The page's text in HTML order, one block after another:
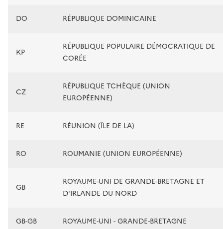
DO RÉPUBLIQUE DOMINICAINE
KP
RÉPUBLIQUE POPULAIRE DÉMOCRATIQUE DE
CORÉE
CZ
RÉPUBLIQUE TCHÈQUE (UNION
EUROPÉENNE)
RE RÉUNION (ÎLE DE LA)
RO ROUMANIE (UNION EUROPÉENNE)
GB
ROYAUME-UNI DE GRANDE-BRETAGNE ET
D'IRLANDE DU NORD
GB-GB ROYAUME-UNI - GRANDE-BRETAGNE